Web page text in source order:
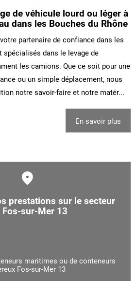
de véhicule lourd ou léger à
dans les Bouches du Rhône
partenaire de confiance dans les
spécialisés dans le levage de
les camions. Que ce soit pour une
ou un simple déplacement, nous
notre savoir-faire et notre matér...
En savoir plus
prestations sur le secteur
Fos-sur-Mer 13
maritimes ou de conteneurs
Fos-sur-Mer 13